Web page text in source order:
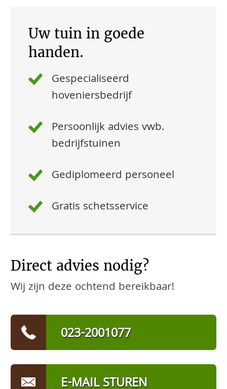
Uw tuin in goede
handen.
Gespecialiseerd
hoveniersbedrijf
Persoonlijk advies vwb.
bedrijfstuinen
Gediplomeerd personeel
Gratis schetsservice
Direct advies nodig?
Wij zijn deze ochtend bereikbaar!
023-2001077
E-MAIL STUREN